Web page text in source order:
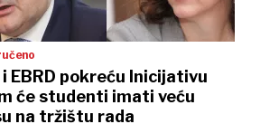
i EBRD pokreću Inicijativu
će studenti imati veću
na tržištu rada